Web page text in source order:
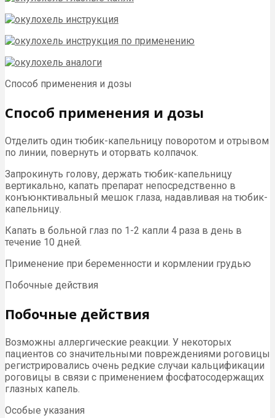
Способ применения и дозы
Способ применения и дозы
Отделить один тюбик-капельницу поворотом и отрывом
по линии, повернуть и оторвать колпачок.
Запрокинуть голову, держать тюбик-капельницу
вертикально, капать препарат непосредственно в
конъюнктивальный мешок глаза, надавливая на тюбик-
капельницу.
Капать в больной глаз по 1-2 капли 4 раза в день в
течение 10 дней.
Применение при беременности и кормлении грудью
Побочные действия
Побочные действия
Возможны аллергические реакции. У некоторых
пациентов со значительными повреждениями роговицы
регистрировались очень редкие случаи кальцификации
роговицы в связи с применением фосфатосодержащих
глазных капель.
Особые указания